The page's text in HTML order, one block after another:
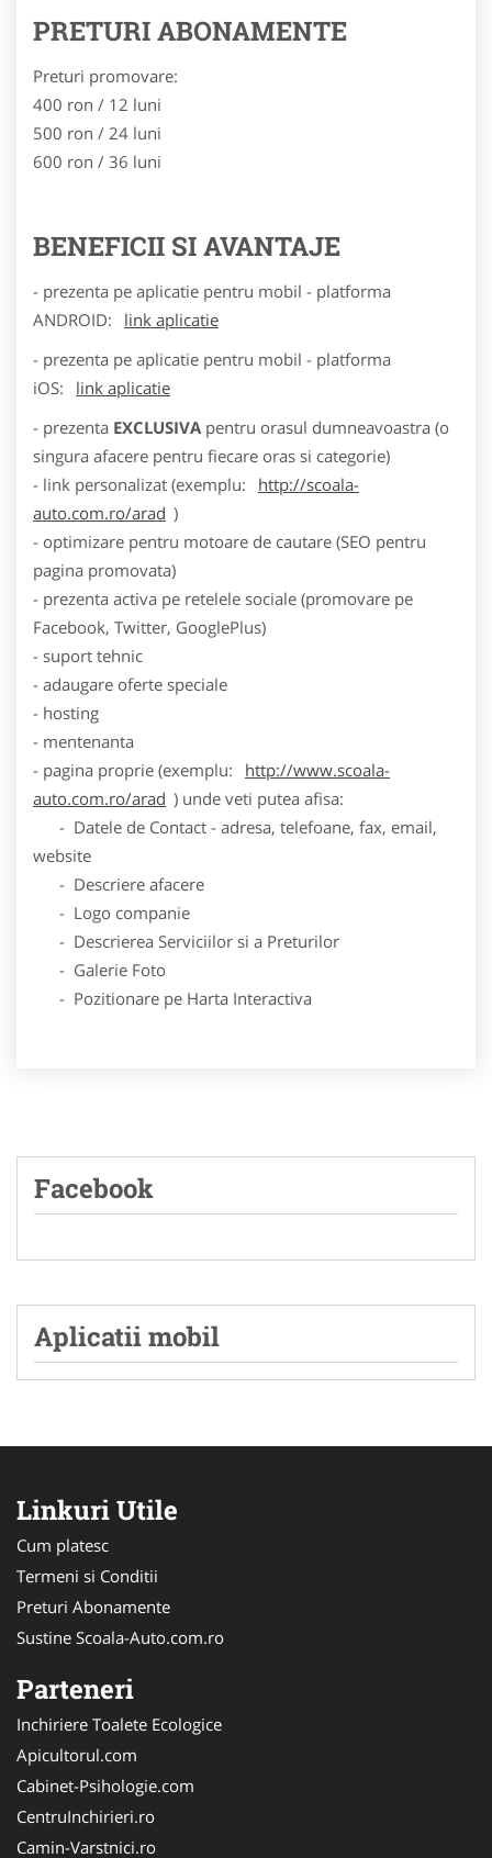
PRETURI ABONAMENTE
Preturi promovare:
400 ron / 12 luni
500 ron / 24 luni
600 ron / 36 luni
BENEFICII SI AVANTAJE
- prezenta pe aplicatie pentru mobil - platforma
ANDROID:
link aplicatie
- prezenta pe aplicatie pentru mobil - platforma
iOS:
link aplicatie
- prezenta EXCLUSIVA pentru orasul dumneavoastra (o
singura afacere pentru fiecare oras si categorie)
- link personalizat (exemplu:
http://scoala-
auto.com.ro/arad )
- optimizare pentru motoare de cautare (SEO pentru
pagina promovata)
- prezenta activa pe retelele sociale (promovare pe
Facebook, Twitter, GooglePlus)
- suport tehnic
- adaugare oferte speciale
- hosting
- mentenanta
- pagina proprie (exemplu:
http://www.scoala-
auto.com.ro/arad ) unde veti putea afisa:
- Datele de Contact - adresa, telefoane, fax, email,
website
- Descriere afacere
- Logo companie
- Descrierea Serviciilor si a Preturilor
- Galerie Foto
- Pozitionare pe Harta Interactiva
Facebook
Aplicatii mobil
Linkuri Utile
Cum platesc
Termeni si Conditii
Preturi Abonamente
Sustine Scoala-Auto.com.ro
Parteneri
Inchiriere Toalete Ecologice
Apicultorul.com
Cabinet-Psihologie.com
CentruInchirieri.ro
Camin-Varstnici.ro